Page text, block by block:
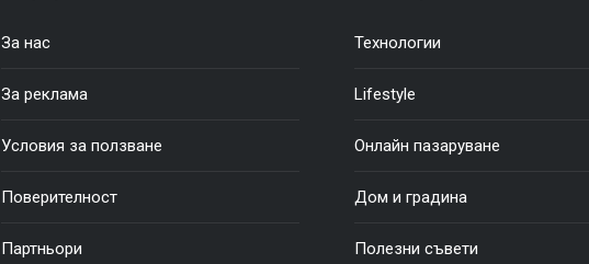
За нас
За реклама
Условия за ползване
Поверителност
Партньори
Технологии
Lifestyle
Онлайн пазаруване
Дом и градина
Полезни съвети